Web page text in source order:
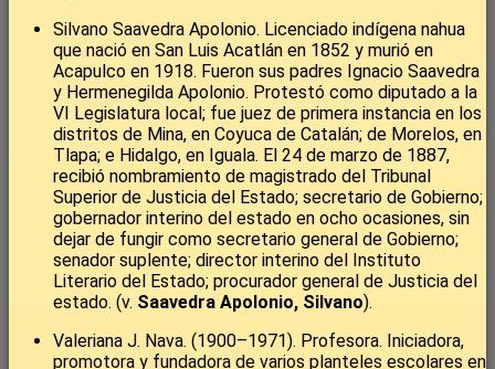
Silvano Saavedra Apolonio. Licenciado indígena nahua
que nació en San Luis Acatlán en 1852 y murió en
Acapulco en 1918. Fueron sus padres Ignacio Saavedra
y Hermenegilda Apolonio. Protestó como diputado a la
VI Legislatura local; fue juez de primera instancia en los
distritos de Mina, en Coyuca de Catalán; de Morelos, en
Tlapa; e Hidalgo, en Iguala. El 24 de marzo de 1887,
recibió nombramiento de magistrado del Tribunal
Superior de Justicia del Estado; secretario de Gobierno;
gobernador interino del estado en ocho ocasiones, sin
dejar de fungir como secretario general de Gobierno;
senador suplente; director interino del Instituto
Literario del Estado; procurador general de Justicia del
estado. (v. Saavedra Apolonio, Silvano).
Valeriana J. Nava. (1900–1971). Profesora. Iniciadora,
promotora y fundadora de varios planteles escolares en